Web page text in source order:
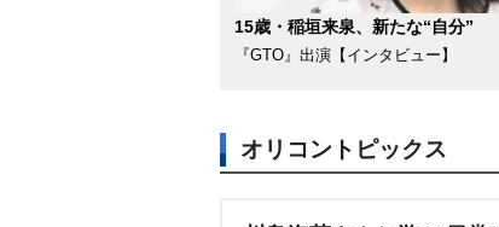
15歳・稲垣来泉、新たな“自分”
『GTO』出演【インタビュー】
オリコントピックス